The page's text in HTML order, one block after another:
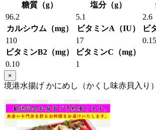
糖質（g）
塩分（g）
96.2
5.1
2.6
カルシウム（mg）
ビタミンA（IU）
ビ
110
17
0.15
ビタミンB2（mg）
ビタミンC（mg）
0.10
1
×
境港水揚げ かにめし（かくし味赤貝入り）